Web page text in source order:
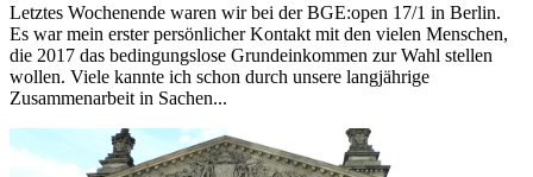
Letztes Wochenende waren wir bei der BGE:open 17/1 in Berlin.
Es war mein erster persönlicher Kontakt mit den vielen Menschen,
die 2017 das bedingungslose Grundeinkommen zur Wahl stellen
wollen. Viele kannte ich schon durch unsere langjährige
Zusammenarbeit in Sachen...